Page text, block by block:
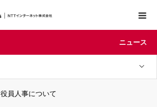
ニュース
役員人事について